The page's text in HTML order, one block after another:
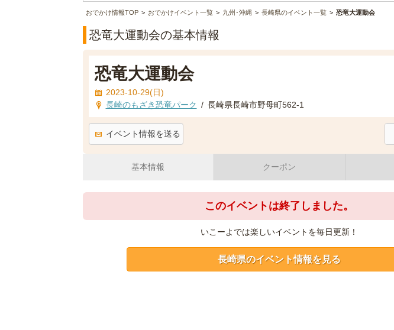
おでかけ情報TOP おでかけイベント一覧 九州･沖縄 長崎県のイベント一覧 恐竜大運動会
恐竜大運動会の基本情報
恐竜大運動会
2023-10-29(日)
長崎のもざき恐竜パーク / 長崎県長崎市野母町562-1
イベント情報を送る
基本情報 クーポン
このイベントは終了しました。
いこーよでは楽しいイベントを毎日更新！
長崎県のイベント情報を見る